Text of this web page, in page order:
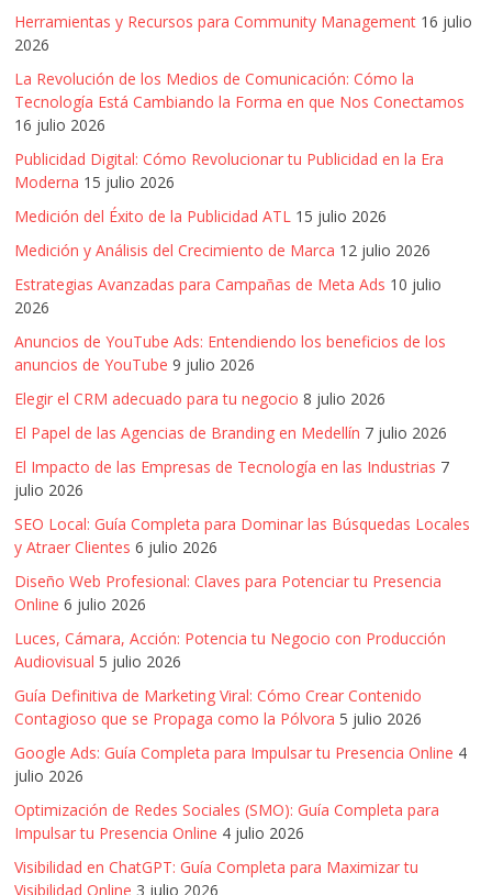
de
Agencia
Blue
Design
Colombia
y
sus
filiales
América
|
Una
mirada
estratégica
y
versátil
del
Marketing
en
LATAM
|
Bitácora
social
de
Mercadeo
Interactivo,
Medios,
Publicidad,
Marketing,
Campañas
Publicitarias,
Herramientas y Recursos para Community Management 16 julio
2026
La Revolución de los Medios de Comunicación: Cómo la
Tecnología Está Cambiando la Forma en que Nos Conectamos
16 julio 2026
Publicidad Digital: Cómo Revolucionar tu Publicidad en la Era
Moderna 15 julio 2026
Medición del Éxito de la Publicidad ATL 15 julio 2026
Medición y Análisis del Crecimiento de Marca 12 julio 2026
Estrategias Avanzadas para Campañas de Meta Ads 10 julio
2026
Anuncios de YouTube Ads: Entendiendo los beneficios de los
anuncios de YouTube 9 julio 2026
Elegir el CRM adecuado para tu negocio 8 julio 2026
El Papel de las Agencias de Branding en Medellín 7 julio 2026
El Impacto de las Empresas de Tecnología en las Industrias 7
julio 2026
SEO Local: Guía Completa para Dominar las Búsquedas Locales
y Atraer Clientes 6 julio 2026
Diseño Web Profesional: Claves para Potenciar tu Presencia
Online 6 julio 2026
Luces, Cámara, Acción: Potencia tu Negocio con Producción
Audiovisual 5 julio 2026
Guía Definitiva de Marketing Viral: Cómo Crear Contenido
Contagioso que se Propaga como la Pólvora 5 julio 2026
Google Ads: Guía Completa para Impulsar tu Presencia Online 4
julio 2026
Optimización de Redes Sociales (SMO): Guía Completa para
Impulsar tu Presencia Online 4 julio 2026
Visibilidad en ChatGPT: Guía Completa para Maximizar tu
Visibilidad Online 3 julio 2026